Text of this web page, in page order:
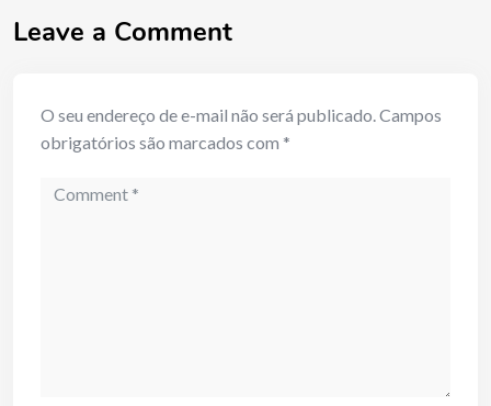
Leave a Comment
O seu endereço de e-mail não será publicado. Campos
obrigatórios são marcados com *
Comment